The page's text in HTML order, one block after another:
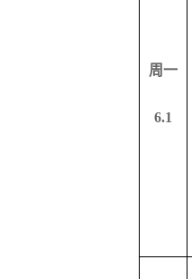
周一
6.1